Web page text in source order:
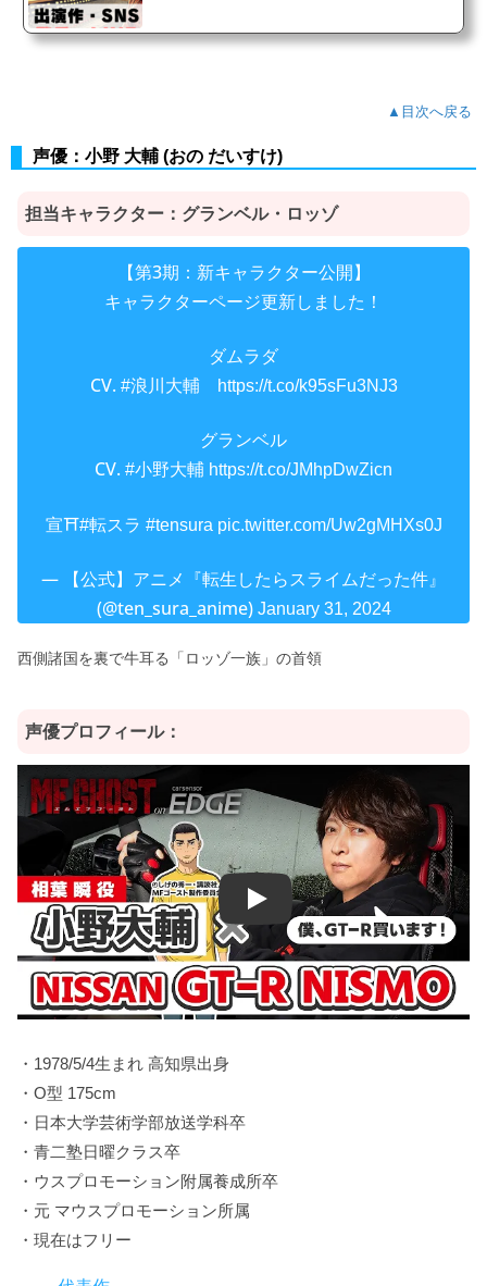
▲目次へ戻る
声優：小野 大輔 (おの だいすけ)
担当キャラクター：グランベル・ロッゾ
【第3期：新キャラクター公開】
キャラクターページ更新しました！
ダムラダ
CV. #浪川大輔 https://t.co/k95sFu3NJ3
グランベル
CV. #小野大輔 https://t.co/JMhpDwZicn
宣⛩#転スラ #tensura pic.twitter.com/Uw2gMHXs0J
— 【公式】アニメ『転生したらスライムだった件』
(@ten_sura_anime) January 31, 2024
西側諸国を裏で牛耳る「ロッゾ一族」の首領
声優プロフィール：
・1978/5/4生まれ 高知県出身
・O型 175cm
・日本大学芸術学部放送学科卒
・青二塾日曜クラス卒
・ウスプロモーション附属養成所卒
・元 マウスプロモーション所属
・現在はフリー